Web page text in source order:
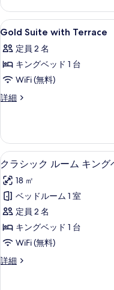
べ
て
の
写
真
を
表
る
Garden
View
の
細
Gold
Suite
with
Terrace
の
す
の
写
真
を
表
示
す
5
Gold Suite with Terrace
定員 2 名
キングベッド 1 台
WiFi (無料)
詳細
Gold
の
詳
細
ク
ラ
シ
ッ
ク
ル
ー
ム
5
クラシック ルーム キング
18 ㎡
ベッドルーム 1 室
定員 2 名
キングベッド 1 台
WiFi (無料)
詳細
ク